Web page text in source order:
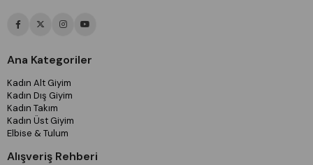
Ana Kategoriler
Kadın Alt Giyim
Kadın Dış Giyim
Kadın Takım
Kadın Üst Giyim
Elbise & Tulum
Alışveriş Rehberi